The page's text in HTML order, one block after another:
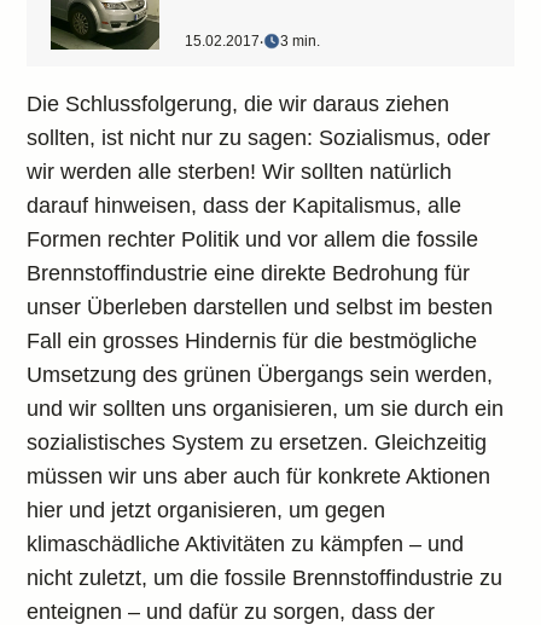
15.02.2017‧ 3 min.
Die Schlussfolgerung, die wir daraus ziehen
sollten, ist nicht nur zu sagen: Sozialismus, oder
wir werden alle sterben! Wir sollten natürlich
darauf hinweisen, dass der Kapitalismus, alle
Formen rechter Politik und vor allem die fossile
Brennstoffindustrie eine direkte Bedrohung für
unser Überleben darstellen und selbst im besten
Fall ein grosses Hindernis für die bestmögliche
Umsetzung des grünen Übergangs sein werden,
und wir sollten uns organisieren, um sie durch ein
sozialistisches System zu ersetzen. Gleichzeitig
müssen wir uns aber auch für konkrete Aktionen
hier und jetzt organisieren, um gegen
klimaschädliche Aktivitäten zu kämpfen – und
nicht zuletzt, um die fossile Brennstoffindustrie zu
enteignen – und dafür zu sorgen, dass der